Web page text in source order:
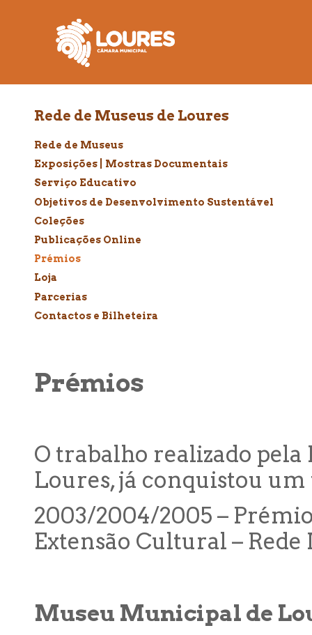
Rede de Museus de Loures
Rede de Museus
Exposições | Mostras Documentais
Serviço Educativo
Objetivos de Desenvolvimento Sustentável
Coleções
Publicações Online
Prémios
Loja
Parcerias
Contactos e Bilheteira
Prémios
O trabalho realizado pela
Loures, já conquistou
2003/2004/2005 –
Extensão Cultural –
Museu Municipal de